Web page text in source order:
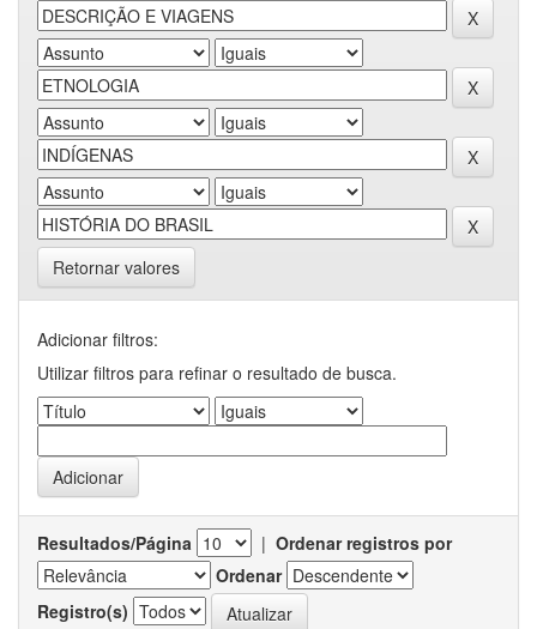
Retornar valores
Adicionar filtros:
Utilizar filtros para refinar o resultado de busca.
Resultados/Página | Ordenar registros por
Ordenar
Registro(s)